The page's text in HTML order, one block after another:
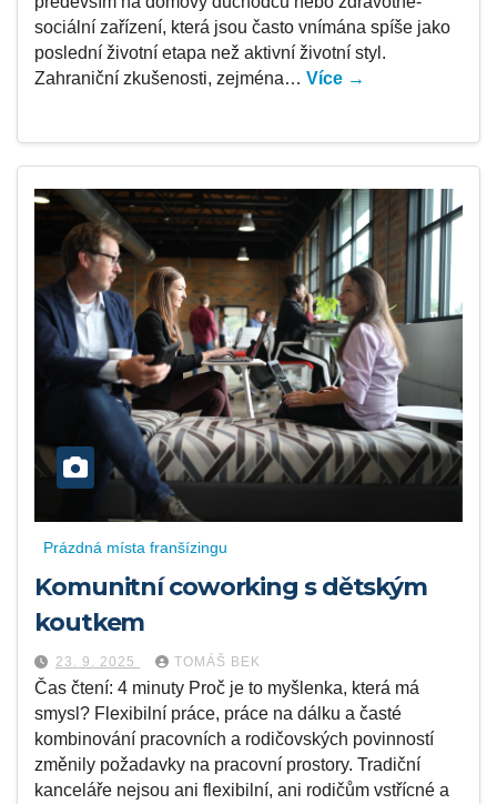
sociální zařízení, která jsou často vnímána spíše jako
poslední životní etapa než aktivní životní styl.
Zahraniční zkušenosti, zejména… Více →
Prázdná místa franšízingu
Komunitní coworking s dětským
koutkem
23. 9. 2025 TOMÁŠ BEK
Čas čtení: 4 minuty Proč je to myšlenka, která má
smysl? Flexibilní práce, práce na dálku a časté
kombinování pracovních a rodičovských povinností
změnily požadavky na pracovní prostory. Tradiční
kanceláře nejsou ani flexibilní, ani rodičům vstřícné a